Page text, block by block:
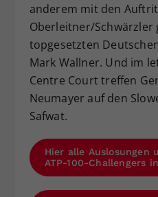
anderem mit den
Oberleitner/Schwärzler
topgesetzten
Mark Wallner. Und im
Centre Court treffen
Neumayer auf den
Safwat.
Hier alle Auslosungen
ATP-100-Challengers